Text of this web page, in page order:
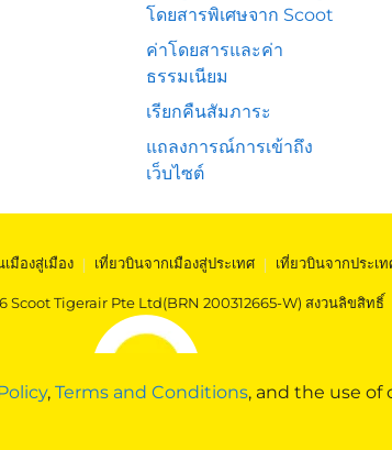
, Terms and Conditions, and the use of
โดยสารพิเศษจาก Scoot
ค่าโดยสารและค่า
ธรรมเนียม
เรียกคืนสัมภาระ
แถลงการณ์การเข้าถึง
เว็บไซต์
มืองสู่เมือง | เที่ยวบินจากเมืองสู่ประเทศ | เที่ยวบินจากประเท
Scoot Tigerair Pte Ltd(BRN 200312665-W) สงวนลิขสิทธิ์